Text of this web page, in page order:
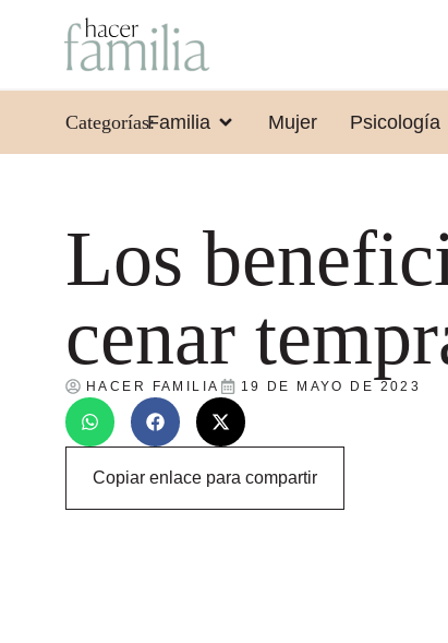
Categorías:Familia Mujer Psicología
Los
cenar
HACER FAMILIA 19 DE MAYO DE 2023
Copiar enlace para compartir